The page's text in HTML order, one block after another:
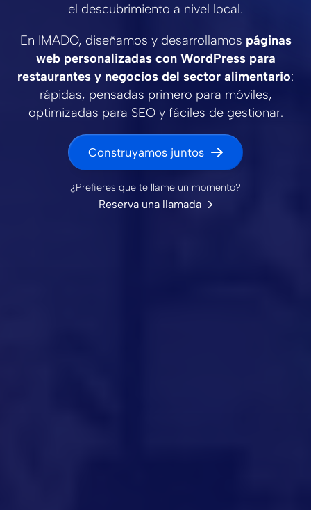
el descubrimiento a nivel local.
En IMADO, diseñamos y desarrollamos páginas
web personalizadas con WordPress para
restaurantes y negocios del sector alimentario:
rápidas, pensadas primero para móviles,
optimizadas para SEO y fáciles de gestionar.
Construyamos juntos
¿Prefieres que te llame un momento?
Reserva una llamada